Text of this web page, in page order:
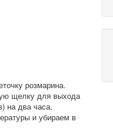
розмарина.
щелку для выхода
на два часа.
и убираем в